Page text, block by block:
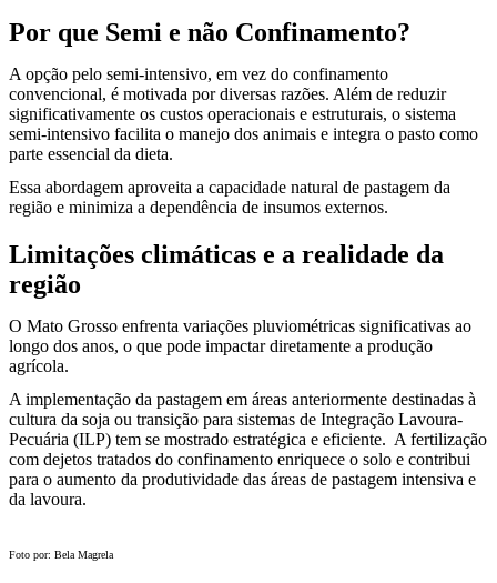
Por que Semi e não Confinamento?
A opção pelo semi-intensivo, em vez do confinamento
convencional, é motivada por diversas razões. Além de reduzir
significativamente os custos operacionais e estruturais, o sistema
semi-intensivo facilita o manejo dos animais e integra o pasto como
parte essencial da dieta.
Essa abordagem aproveita a capacidade natural de pastagem da
região e minimiza a dependência de insumos externos.
Limitações climáticas e a realidade da
região
O Mato Grosso enfrenta variações pluviométricas significativas ao
longo dos anos, o que pode impactar diretamente a produção
agrícola.
A implementação da pastagem em áreas anteriormente destinadas à
cultura da soja ou transição para sistemas de Integração Lavoura-
Pecuária (ILP) tem se mostrado estratégica e eficiente. A fertilização
com dejetos tratados do confinamento enriquece o solo e contribui
para o aumento da produtividade das áreas de pastagem intensiva e
da lavoura.
Foto por: Bela Magrela